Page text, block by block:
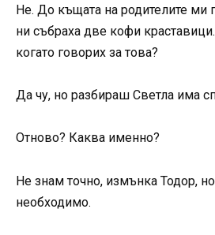
Не. До къщата на родителите ми
ни събраха две кофи
когато говорих за това?
Да чу, но разбираш Светла има
Отново? Каква именно?
Не знам точно, измънка Тодор,
необходимо.